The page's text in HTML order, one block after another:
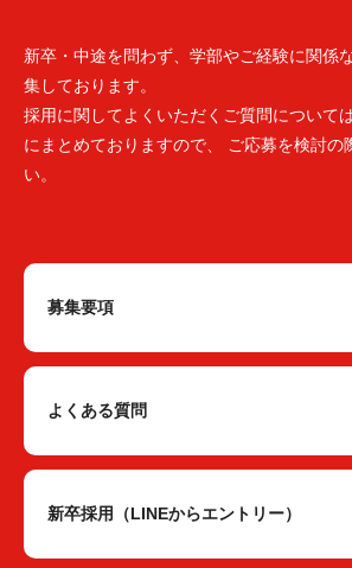
新卒・中途を問わず、学部やご経験に関係
集しております。
採用に関してよくいただくご質問について
にまとめておりますので、 ご応募を検討の
い。
募集要項
よくある質問
新卒採用（LINEからエントリー）